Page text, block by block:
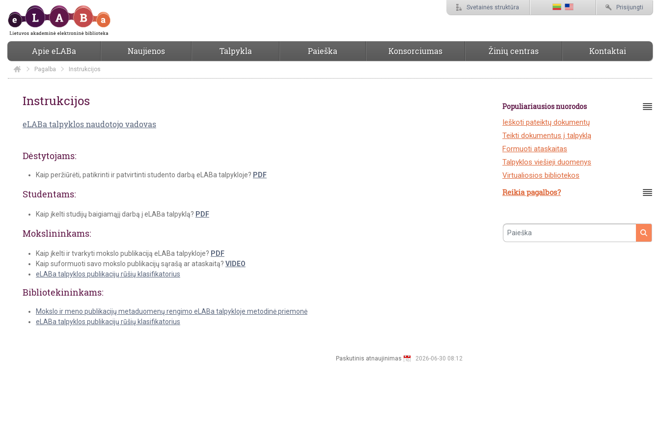
Svetainės struktūra Prisijungti
Apie eLABa Naujienos Talpykla Paieška Konsorciumas Žinių centras Kontaktai
Elaba
Pagalba Instrukcijos
Instrukcijos
eLABa talpyklos naudotojo vadovas
Dėstytojams:
Kaip peržiūrėti, patikrinti ir patvirtinti studento darbą eLABa talpykloje? PDF
Studentams:
Kaip įkelti studijų baigiamąjį darbą į eLABa talpyklą? PDF
Mokslininkams:
Kaip įkelti ir tvarkyti mokslo publikaciją eLABa talpykloje? PDF
Kaip suformuoti savo mokslo publikacijų sąrašą ar ataskaitą? VIDEO
eLABa talpyklos publikacijų rūšių klasifikatorius
Bibliotekininkams:
Mokslo ir meno publikacijų metaduomenų rengimo eLABa talpykloje metodinė priemonė
eLABa talpyklos publikacijų rūšių klasifikatorius
Paskutinis atnaujinimas 2026-06-30 08:12
Populiariausios nuorodos
Ieškoti pateiktų dokumentų
Teikti dokumentus į talpyklą
Formuoti ataskaitas
Talpyklos viešieji duomenys
Virtualiosios bibliotekos
Reikia pagalbos?
Paieška